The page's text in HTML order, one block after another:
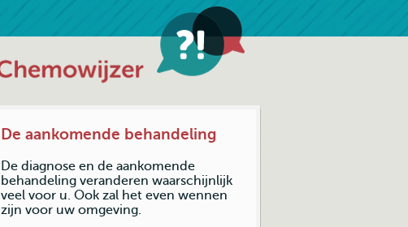
De aankomende behandeling
De diagnose en de aankomende
behandeling veranderen waarschijnlijk
veel voor u. Ook zal het even wennen
zijn voor uw omgeving.